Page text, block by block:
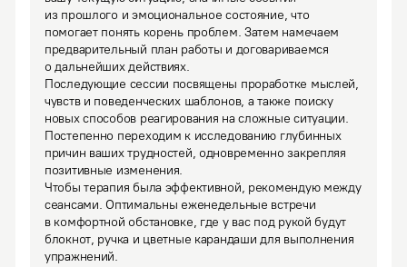
из прошлого и эмоциональное состояние, что
помогает понять корень проблем. Затем намечаем
предварительный план работы и договариваемся
о дальнейших действиях.
Последующие сессии посвящены проработке мыслей,
чувств и поведенческих шаблонов, а также поиску
новых способов реагирования на сложные ситуации.
Постепенно переходим к исследованию глубинных
причин ваших трудностей, одновременно закрепляя
позитивные изменения.
Чтобы терапия была эффективной, рекомендую между
сеансами. Оптимальны еженедельные встречи
в комфортной обстановке, где у вас под рукой будут
блокнот, ручка и цветные карандаши для выполнения
упражнений.